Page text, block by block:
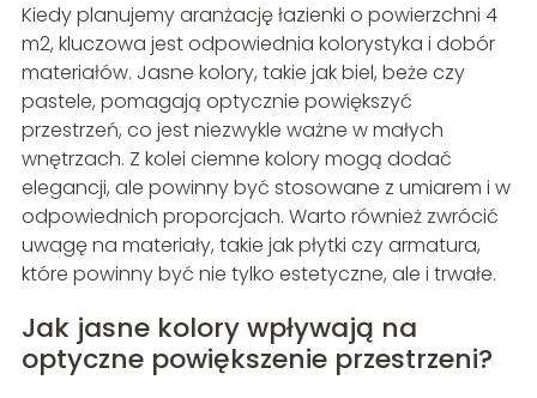
Kiedy planujemy aranżację łazienki o powierzchni 4
m2, kluczowa jest odpowiednia kolorystyka i dobór
materiałów. Jasne kolory, takie jak biel, beże czy
pastele, pomagają optycznie powiększyć
przestrzeń, co jest niezwykle ważne w małych
wnętrzach. Z kolei ciemne kolory mogą dodać
elegancji, ale powinny być stosowane z umiarem i w
odpowiednich proporcjach. Warto również zwrócić
uwagę na materiały, takie jak płytki czy armatura,
które powinny być nie tylko estetyczne, ale i trwałe.
Jak jasne kolory wpływają na
optyczne powiększenie przestrzeni?